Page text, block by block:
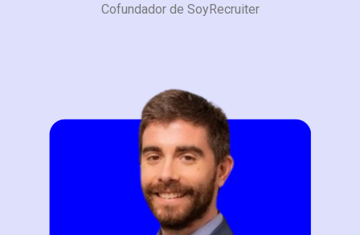
Cofundador de SoyRecruiter